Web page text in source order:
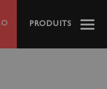
PRODUITS